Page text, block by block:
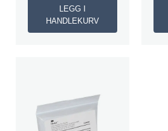
LEGG I
HANDLEKURV